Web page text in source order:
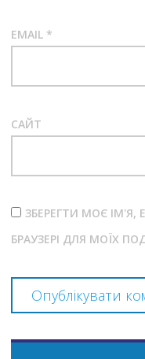
EMAIL *
САЙТ
ЗБЕРЕГТИ МОЄ ІМ'Я,
БРАУЗЕРІ ДЛЯ МОЇХ